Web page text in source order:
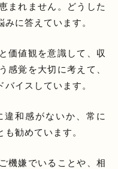
まれません。どうした
みに答えています。
価値観を意識して、収
感覚を大切に考えて、
イスしています。
違和感がないか、常に
も勧めています。
機嫌でいることや、相